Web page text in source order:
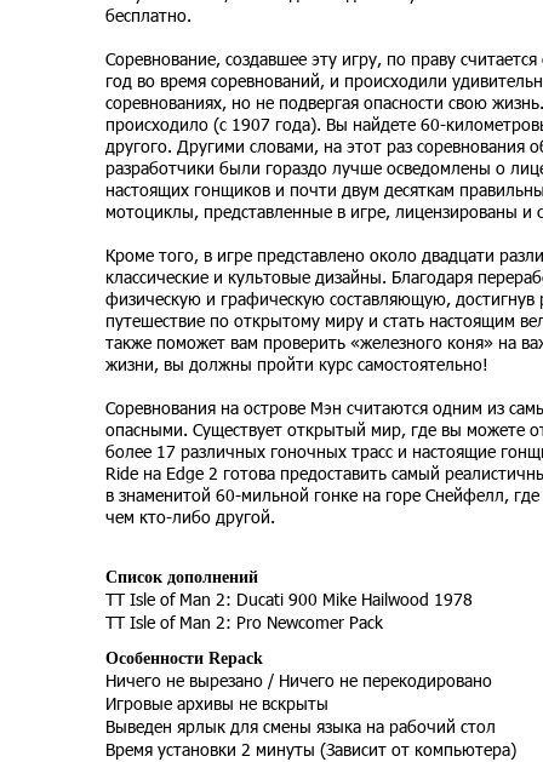
бесплатно.
Соревнование, создавшее эту игру, по праву
год во время соревнований, и происходили
соревнованиях, но не подвергая опасности свою
происходило (с 1907 года). Вы найдете 60-
другого. Другими словами, на этот раз
разработчики были гораздо лучше осведомлены о
настоящих гонщиков и почти двум десяткам
мотоциклы, представленные в игре, лицензированы и
Кроме того, в игре представлено около двадцати
классические и культовые дизайны. Благодаря
физическую и графическую составляющую,
путешествие по открытому миру и стать настоящим
также поможет вам проверить «железного коня» на
жизни, вы должны пройти курс самостоятельно!
Соревнования на острове Мэн считаются одним из
опасными. Существует открытый мир, где вы можете
более 17 различных гоночных трасс и настоящие
Ride на Edge 2 готова предоставить самый
в знаменитой 60-мильной гонке на горе Снейфелл,
чем кто-либо другой.
Список дополнений
TT Isle of Man 2: Ducati 900 Mike Hailwood 1978
TT Isle of Man 2: Pro Newcomer Pack
Особенности Repack
Ничего не вырезано / Ничего не перекодировано
Игровые архивы не вскрыты
Выведен ярлык для смены языка на рабочий стол
Время установки 2 минуты (Зависит от компьютера)